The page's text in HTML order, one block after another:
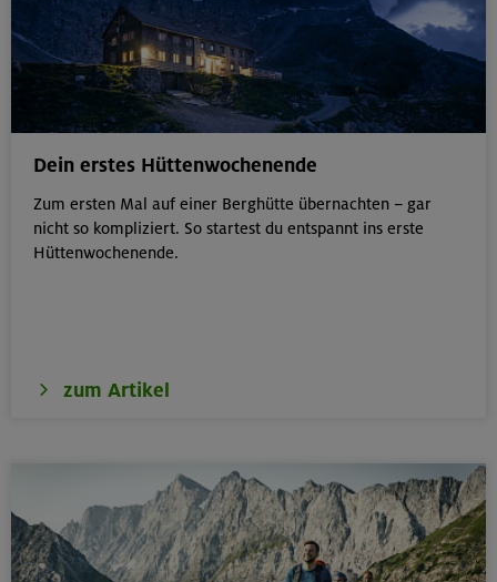
Dein erstes Hüttenwochenende
Zum ersten Mal auf einer Berghütte übernachten – gar
nicht so kompliziert. So startest du entspannt ins erste
Hüttenwochenende.
zum Artikel